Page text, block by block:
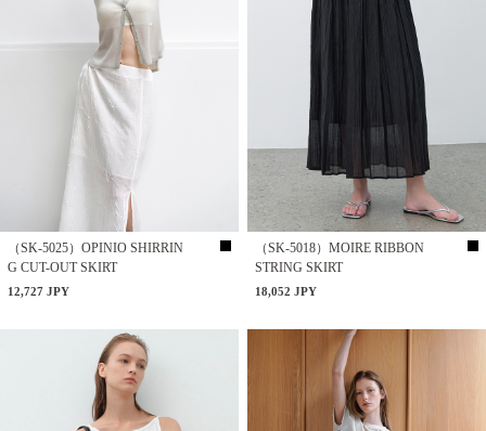
（SK-5025）OPINIO SHIRRIN
G CUT-OUT SKIRT
12,727 JPY
（SK-5018）MOIRE RIBBON
STRING SKIRT
18,052 JPY